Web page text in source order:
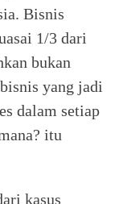
Bisnis
1/3 dari
bukan
yang jadi
dalam setiap
itu
kasus